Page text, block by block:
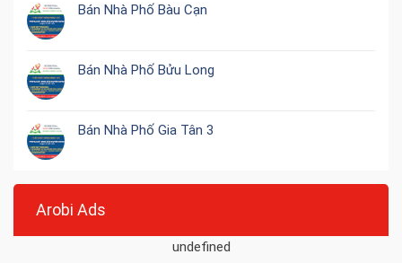
Bán Nhà Phố Bàu Cạn
Bán Nhà Phố Bửu Long
Bán Nhà Phố Gia Tân 3
Arobi Ads
undefined